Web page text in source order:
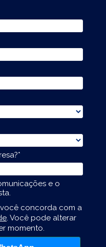
e o
concorda com a
. Você pode alterar
momento.